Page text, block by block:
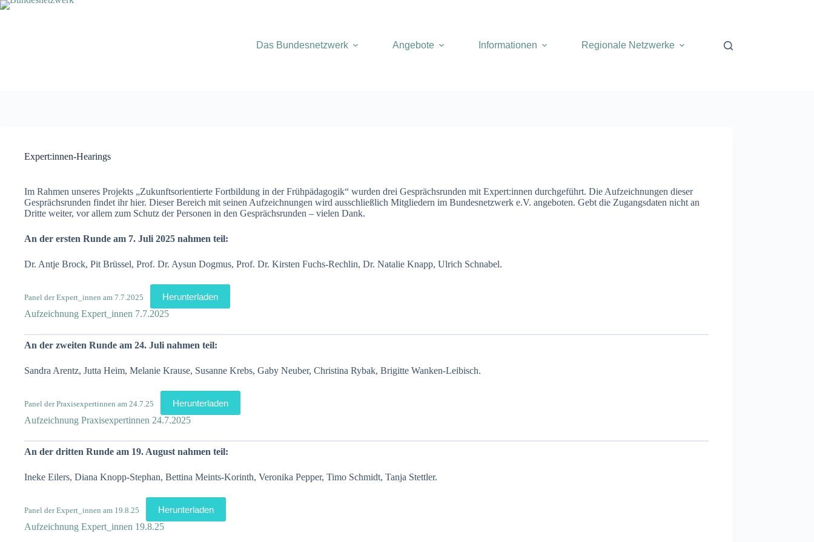
Zum
Das Bundesnetzwerk
Angebote Informationen Regionale Netzwerke
Expert:innen-Hearings
Im Rahmen unseres Projekts „Zukunftsorientierte Fortbildung in der Frühpädagogik“ wurden drei Gesprächsrunden mit Expert:innen durchgeführt. Die Aufzeichnungen dieser
Gesprächsrunden findet ihr hier. Dieser Bereich mit seinen Aufzeichnungen wird ausschließlich Mitgliedern im Bundesnetzwerk e.V. angeboten. Gebt die Zugangsdaten nicht an
Dritte weiter, vor allem zum Schutz der Personen in den Gesprächsrunden – vielen Dank.
An der ersten Runde am 7. Juli 2025 nahmen teil:
Dr. Antje Brock, Pit Brüssel, Prof. Dr. Aysun Dogmus, Prof. Dr. Kirsten Fuchs-Rechlin, Dr. Natalie Knapp, Ulrich Schnabel.
Panel der Expert_innen am 7.7.2025
Herunterladen
Aufzeichnung Expert_innen 7.7.2025
An der zweiten Runde am 24. Juli nahmen teil:
Sandra Arentz, Jutta Heim, Melanie Krause, Susanne Krebs, Gaby Neuber, Christina Rybak, Brigitte Wanken-Leibisch.
Panel der Praxisexpertinnen am 24.7.25
Herunterladen
Aufzeichnung Praxisexpertinnen 24.7.2025
An der dritten Runde am 19. August nahmen teil:
Ineke Eilers, Diana Knopp-Stephan, Bettina Meints-Korinth, Veronika Pepper, Timo Schmidt, Tanja Stettler.
Panel der Expert_innen am 19.8.25
Herunterladen
Aufzeichnung Expert_innen 19.8.25